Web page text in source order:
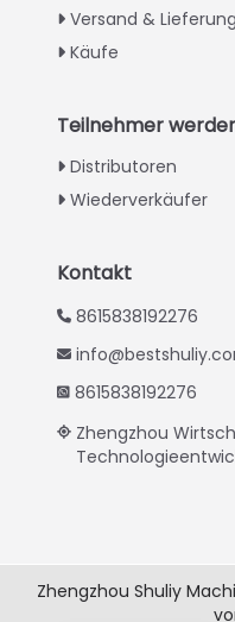
Versand & Lieferung
Käufe
Teilnehmer
Distributoren
Wiederverkäufer
Kontakt
8615838192276
8615838192276
Zhengzhou
Zhengzhou Shuliy
Russian
Chinese
Japanese
Urdu